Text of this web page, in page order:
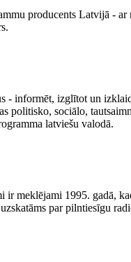
producents Latvijā -
- informēt, izglītot un
politisko, sociālo,
latviešu valodā.
ir meklējami 1995. gadā,
par pilntiesīgu